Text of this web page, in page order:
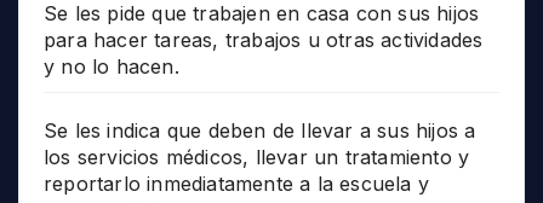
Se les pide que trabajen en casa con sus hijos
para hacer tareas, trabajos u otras actividades
y no lo hacen.
Se les indica que deben de llevar a sus hijos a
los servicios médicos, llevar un tratamiento y
reportarlo inmediatamente a la escuela y